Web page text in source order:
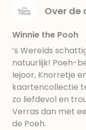
Over de
Winnie the Pooh
’s Werelds
natuurlijk! Poeh-
Iejoor, Knorretje
kaartencollectie
zo liefdevol en
Verras dan met
de Poeh.